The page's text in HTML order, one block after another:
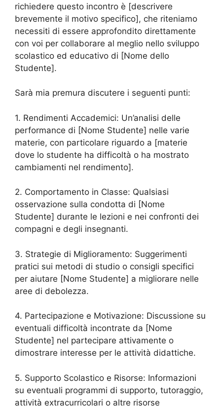
richiedere questo incontro è [descrivere
brevemente il motivo specifico], che riteniamo
necessiti di essere approfondito direttamente
con voi per collaborare al meglio nello sviluppo
scolastico ed educativo di [Nome dello
Studente].
Sarà mia premura discutere i seguenti punti:
1. Rendimenti Accademici: Un’analisi delle
performance di [Nome Studente] nelle varie
materie, con particolare riguardo a [materie
dove lo studente ha difficoltà o ha mostrato
cambiamenti nel rendimento].
2. Comportamento in Classe: Qualsiasi
osservazione sulla condotta di [Nome
Studente] durante le lezioni e nei confronti dei
compagni e degli insegnanti.
3. Strategie di Miglioramento: Suggerimenti
pratici sui metodi di studio o consigli specifici
per aiutare [Nome Studente] a migliorare nelle
aree di debolezza.
4. Partecipazione e Motivazione: Discussione su
eventuali difficoltà incontrate da [Nome
Studente] nel partecipare attivamente o
dimostrare interesse per le attività didattiche.
5. Supporto Scolastico e Risorse: Informazioni
su eventuali programmi di supporto, tutoraggio,
attività extracurricolari o altre risorse